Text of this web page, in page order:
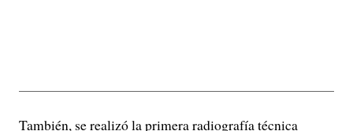
También, se realizó la primera radiografía técnica